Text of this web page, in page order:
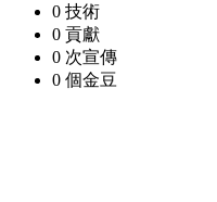
0 技術
0 貢獻
0 次宣傳
0 個金豆